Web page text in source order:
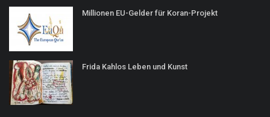
Millionen EU-Gelder für Koran-Projekt
Frida Kahlos Leben und Kunst